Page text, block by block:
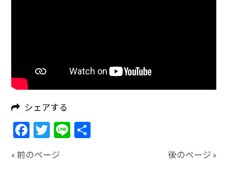
シェアする
Facebook
Twitter
Line
« 前のページ 後のページ »